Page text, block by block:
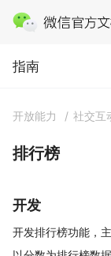
指南
指南
开放能力 / 社交互
排行榜
开发
开发排行榜功能，